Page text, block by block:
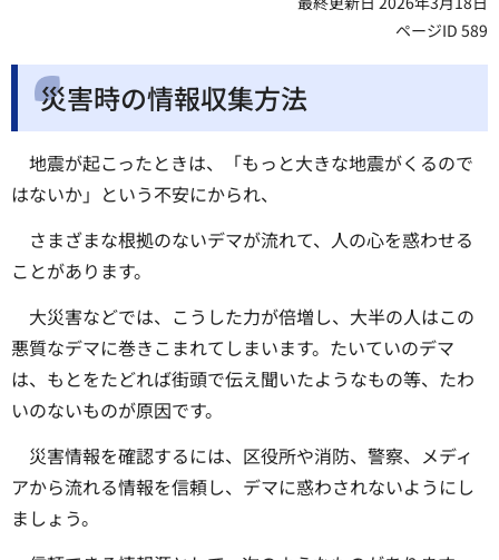
ページID 589
災害時の情報収集方法
地震が起こったときは、「もっと大きな地震がくるので
はないか」という不安にかられ、
さまざまな根拠のないデマが流れて、人の心を惑わせる
ことがあります。
大災害などでは、こうした力が倍増し、大半の人はこの
悪質なデマに巻きこまれてしまいます。たいていのデマ
は、もとをたどれば街頭で伝え聞いたようなもの等、たわ
いのないものが原因です。
災害情報を確認するには、区役所や消防、警察、メディ
アから流れる情報を信頼し、デマに惑わされないようにし
ましょう。